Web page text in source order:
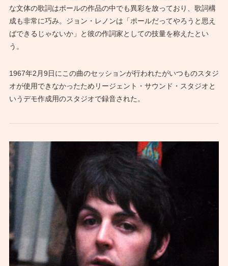
な文体の歌詞はポールの作品の中でも異彩を放っており、歌詞構
成も非常に巧み。ジョン・レノンは「ポールだってやろうと思え
ばできるじゃないか」と彼の作詞家としての技量を称えたとい
う。
1967年2月9日にこの曲のセッションが行われたがいつものスタジ
オが使用できなかったためリージェント・サウンド・スタジオと
いうデモ作成用のスタジオで録音された。